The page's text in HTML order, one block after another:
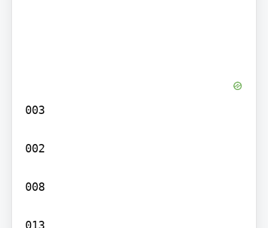
003
002
008
013